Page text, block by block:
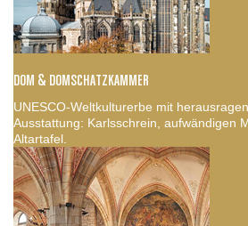
DOM & DOMSCHATZKAMMER
UNESCO-Weltkulturerbe mit
Ausstattung: Karlsschrein, aufwändigen
Altartafel.